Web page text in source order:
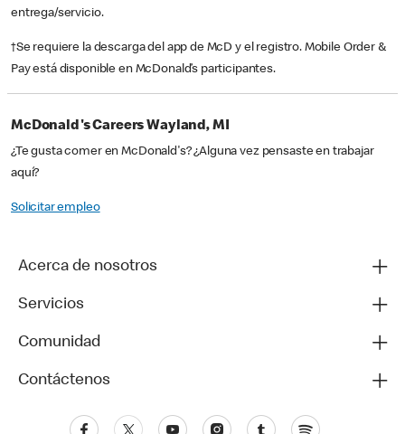
entrega/servicio.
†Se requiere la descarga del app de McD y el registro. Mobile Order &
Pay está disponible en McDonald’s participantes.
McDonald's Careers Wayland, MI
¿Te gusta comer en McDonald's? ¿Alguna vez pensaste en trabajar
aquí?
Solicitar empleo
Acerca de nosotros
Servicios
Comunidad
Contáctenos